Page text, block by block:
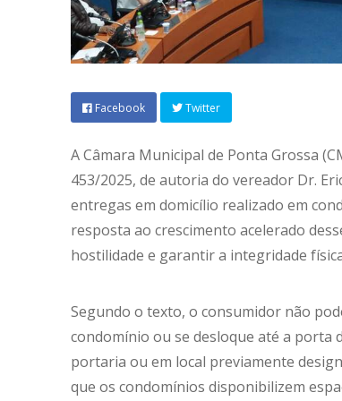
Facebook Twitter
A Câmara Municipal de Ponta Grossa
453/2025, de autoria do vereador Dr.
entregas em domicílio realizado em
resposta ao crescimento acelerado
hostilidade e garantir a integridade
Segundo o texto, o consumidor não
condomínio ou se desloque até a porta
portaria ou em local previamente
que os condomínios disponibilizem